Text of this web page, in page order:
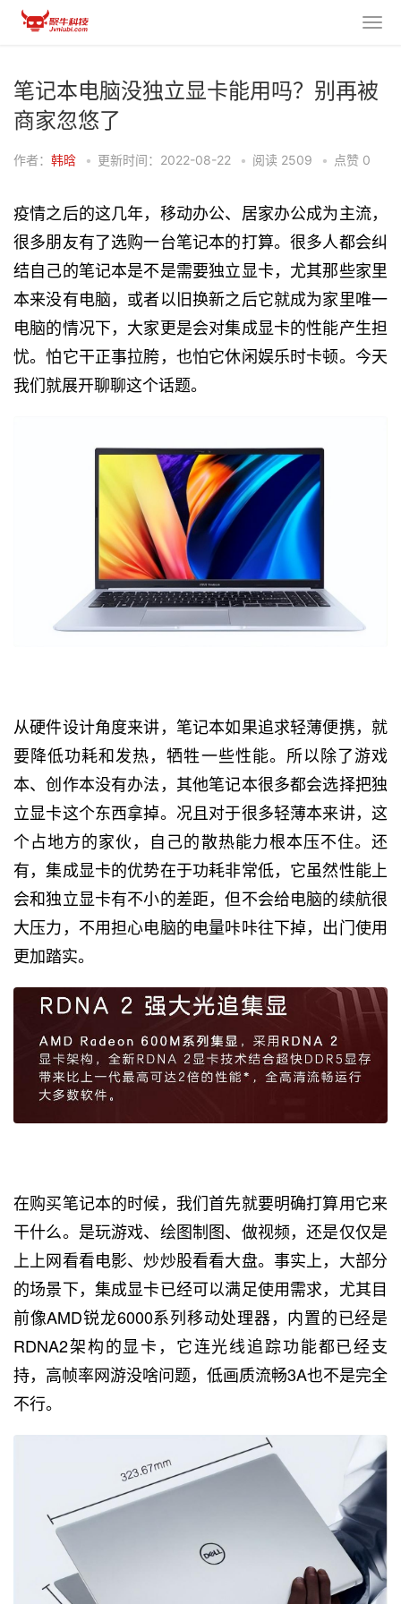
笔记本电脑没独立显卡能用吗？别再被
商家忽悠了
作者： 韩晗 • 更新时间：2022-08-22 • 阅读 2509 • 点赞 0
疫情之后的这几年，移动办公、居家办公成为主流，
很多朋友有了选购一台笔记本的打算。很多人都会纠
结自己的笔记本是不是需要独立显卡，尤其那些家里
本来没有电脑，或者以旧换新之后它就成为家里唯一
电脑的情况下，大家更是会对集成显卡的性能产生担
忧。怕它干正事拉胯，也怕它休闲娱乐时卡顿。今天
我们就展开聊聊这个话题。
从硬件设计角度来讲，笔记本如果追求轻薄便携，就
要降低功耗和发热，牺牲一些性能。所以除了游戏
本、创作本没有办法，其他笔记本很多都会选择把独
立显卡这个东西拿掉。况且对于很多轻薄本来讲，这
个占地方的家伙，自己的散热能力根本压不住。还
有，集成显卡的优势在于功耗非常低，它虽然性能上
会和独立显卡有不小的差距，但不会给电脑的续航很
大压力，不用担心电脑的电量咔咔往下掉，出门使用
更加踏实。
在购买笔记本的时候，我们首先就要明确打算用它来
干什么。是玩游戏、绘图制图、做视频，还是仅仅是
上上网看看电影、炒炒股看看大盘。事实上，大部分
的场景下，集成显卡已经可以满足使用需求，尤其目
前像AMD锐龙6000系列移动处理器，内置的已经是
RDNA2架构的显卡，它连光线追踪功能都已经支
持，高帧率网游没啥问题，低画质流畅3A也不是完全
不行。